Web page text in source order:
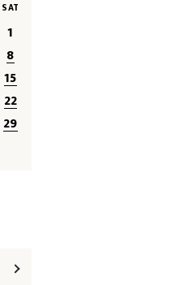
SAT
1
8
15
22
29